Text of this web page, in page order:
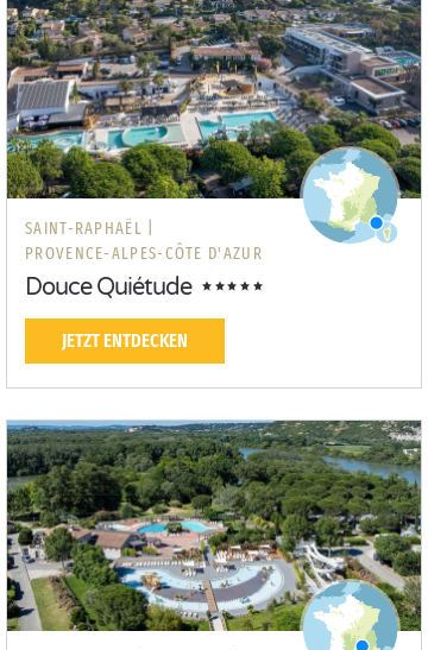
SAINT-RAPHAËL |
PROVENCE-ALPES-CÔTE D'AZUR
Douce Quiétude
JETZT ENTDECKEN